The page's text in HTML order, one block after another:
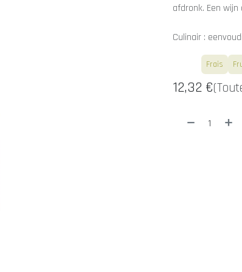
afdronk. Een
Culinair :
Frais
12,32 €